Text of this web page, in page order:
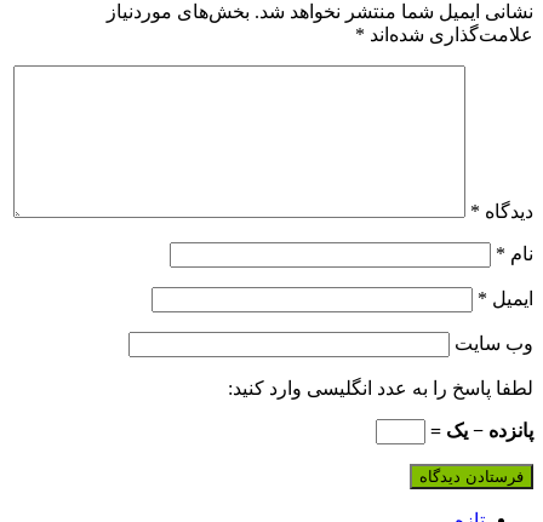
نشانی ایمیل شما منتشر نخواهد شد. بخش‌های موردنیاز
علامت‌گذاری شده‌اند *
دیدگاه *
نام *
ایمیل *
وب‌ سایت
لطفا پاسخ را به عدد انگلیسی وارد کنید:
پانزده − یک =